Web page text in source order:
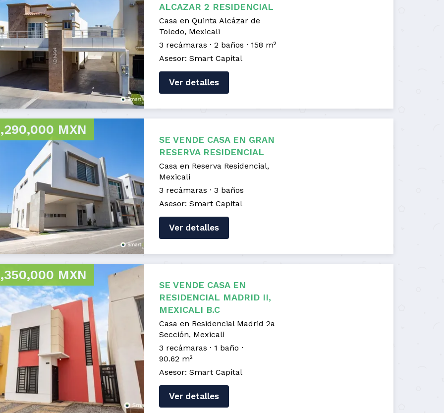
ALCAZAR 2 RESIDENCIAL
Casa en Quinta Alcázar de
Toledo, Mexicali
3 recámaras
2 baños
158 m²
Asesor: Smart Capital
Ver detalles
MXN
SE VENDE CASA EN GRAN
RESERVA RESIDENCIAL
Casa en Reserva Residencial,
Mexicali
3 recámaras
3 baños
Asesor: Smart Capital
Ver detalles
MXN
SE VENDE CASA EN
RESIDENCIAL MADRID II,
MEXICALI B.C
Casa en Residencial Madrid 2a
Sección, Mexicali
3 recámaras
1 baño
90.62 m²
Asesor: Smart Capital
Ver detalles